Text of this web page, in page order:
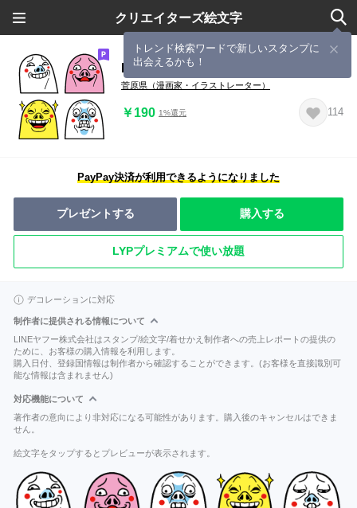
クリエイターズ絵文字
トレンド検索ワードで新しいスタンプに
出会えるかも！
Mr.上から目線【えもじ】
菅原県（漫画家・イラストレーター）
￥190 1%還元 114
PayPay決済が利用できるようになりました
プレゼントする 購入する
LYPプレミアムで使い放題
デコレーションに対応
制作者に提供される情報について
LINEヤフー株式会社はスタンプ/絵文字/着せかえ制作者への売上レポートの提供の
ために、お客様の購入情報を利用します。
購入日付、登録国情報は制作者から確認することができます。(お客様を直接識別可
能な情報は含まれません)
対応機能について
著作者の意向により非対応になる可能性があります。購入後のキャンセルはできま
せん。
絵文字をタップするとプレビューが表示されます。